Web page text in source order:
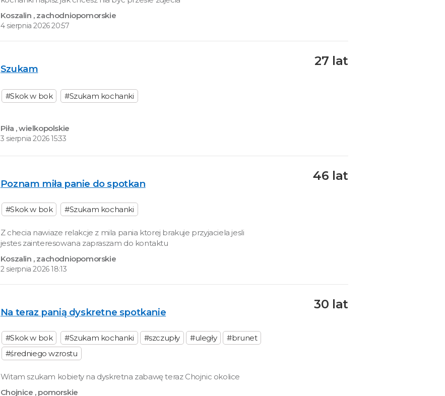
Koszalin , zachodniopomorskie
4 sierpnia 2026 20:57
Szukam
#Skok w bok #Szukam kochanki
Piła , wielkopolskie
3 sierpnia 2026 15:33
27 lat
Poznam miła panie do spotkan
#Skok w bok #Szukam kochanki
Z checia nawiaze relakcje z mila pania ktorej brakuje przyjaciela jesli
jestes zainteresowana zapraszam do kontaktu
Koszalin , zachodniopomorskie
2 sierpnia 2026 18:13
46 lat
Na teraz panią dyskretne spotkanie
#Skok w bok #Szukam kochanki #szczupły #uległy
#brunet
#średniego wzrostu
Witam szukam kobiety na dyskretna zabawę teraz Chojnic okolice
Chojnice , pomorskie
30 lat